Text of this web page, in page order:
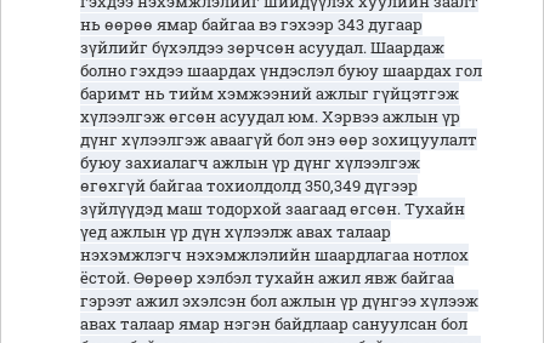
нь өөрөө ямар байгаа вэ гэхээр 343 дугаар
зүйлийг бүхэлдээ зөрчсөн асуудал. Шаардаж
болно гэхдээ шаардах үндэслэл буюу шаардах гол
баримт нь тийм хэмжээний ажлыг гүйцэтгэж
хүлээлгэж өгсөн асуудал юм. Хэрвээ ажлын үр
дүнг хүлээлгэж аваагүй бол энэ өөр зохицуулалт
буюу захиалагч ажлын үр дүнг хүлээлгэж
өгөхгүй байгаа тохиолдолд 350,349 дүгээр
зүйлүүдэд маш тодорхой заагаад өгсөн. Тухайн
үед ажлын үр дүн хүлээлж авах талаар
нэхэмжлэгч нэхэмжлэлийн шаардлагаа нотлох
ёстой. Өөрөөр хэлбэл тухайн ажил явж байгаа
гэрээт ажил эхэлсэн бол ажлын үр дүнгээ хүлээж
авах талаар ямар нэгэн байдлаар сануулсан бол